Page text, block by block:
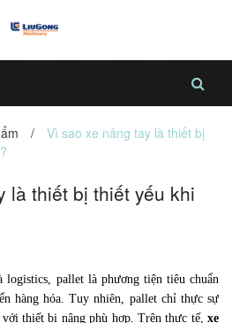
/
Vì sao xe nâng tay là thiết bị
là thiết bị thiết yếu khi
logistics, pallet là phương tiện tiêu chuẩn
hàng hóa. Tuy nhiên, pallet chỉ thực sự
thiết bị nâng phù hợp. Trên thực tế, xe